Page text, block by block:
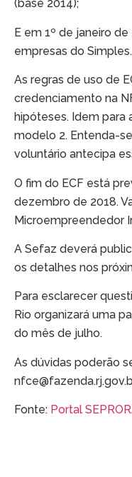
(base 2014);
E em 1º de janeiro
empresas do Simples.
As regras de uso de
credenciamento na
hipóteses. Idem para
modelo 2. Entenda-
voluntário antecipa
O fim do ECF está
dezembro de 2018.
Microempreendedor
A Sefaz deverá
os detalhes nos
Para esclarecer
Rio organizará uma
do mês de julho.
As dúvidas poderão
Fonte: Portal